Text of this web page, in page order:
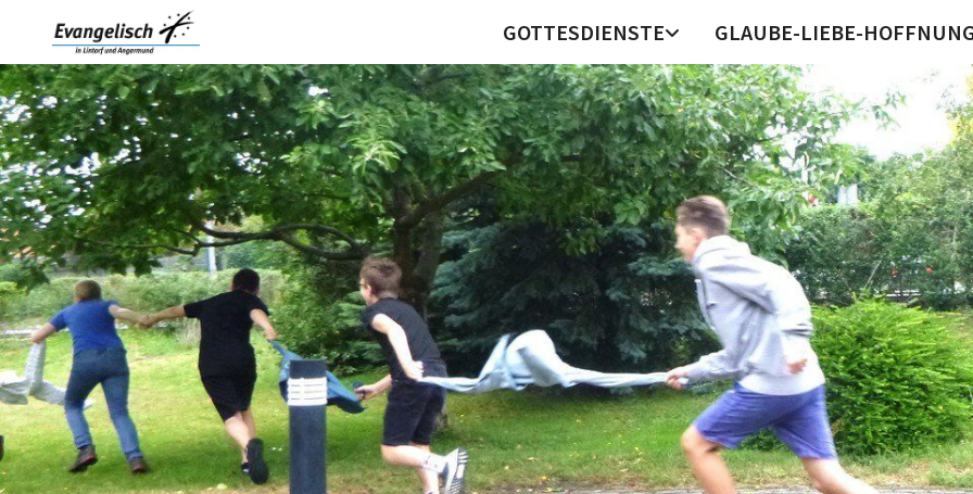
GOTTESDIENSTE GLAUBE-LIEBE-